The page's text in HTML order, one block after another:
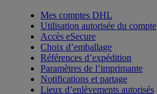
Mes comptes DHL
Utilisation autorisée du compte
Accès eSecure
Choix d’emballage
Références d’expédition
Paramètres de l’imprimante
Notifications et partage
Lieux d’enlèvements autorisés